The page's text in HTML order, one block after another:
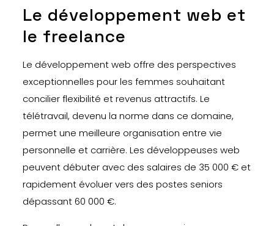
Le développement web et
le freelance
Le développement web offre des perspectives
exceptionnelles pour les femmes souhaitant
concilier flexibilité et revenus attractifs. Le
télétravail, devenu la norme dans ce domaine,
permet une meilleure organisation entre vie
personnelle et carrière. Les développeuses web
peuvent débuter avec des salaires de 35 000 € et
rapidement évoluer vers des postes seniors
dépassant 60 000 €.